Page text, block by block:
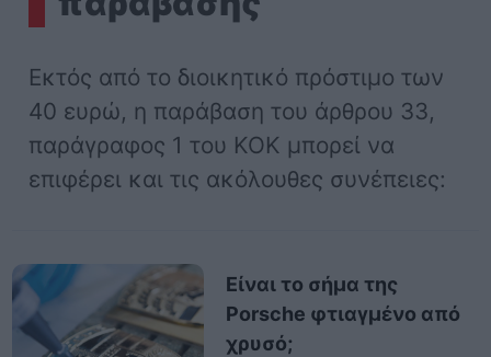
Εκτός από το διοικητικό πρόστιμο των
40 ευρώ, η παράβαση του άρθρου 33,
παράγραφος 1 του ΚΟΚ μπορεί να
επιφέρει και τις ακόλουθες συνέπειες:
Είναι το σήμα της
Porsche φτιαγμένο από
χρυσό;